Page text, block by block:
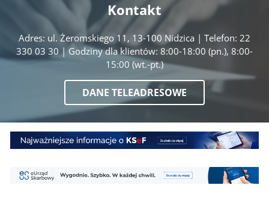
Kontakt
Adres: ul. Żeromskiego 11, 13-100 Nidzica | Telefon: 22
330 03 30 | Godziny dla klientów: 8:00-18:00 (pn.), 8:00-
15:00 (wt.-pt.)
DANE TELEADRESOWE
Baner
1
Baner